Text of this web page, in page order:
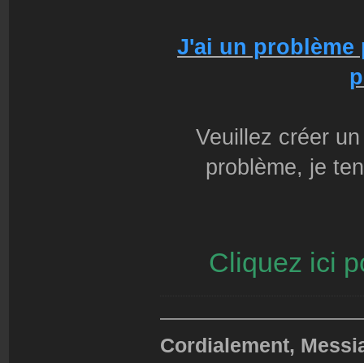
J'ai un problème
Veuillez créer
problème, je
Cliquez ici
Cordialement,